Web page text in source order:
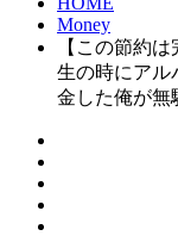
Money
【この節約
生の時にアル
金した俺が無